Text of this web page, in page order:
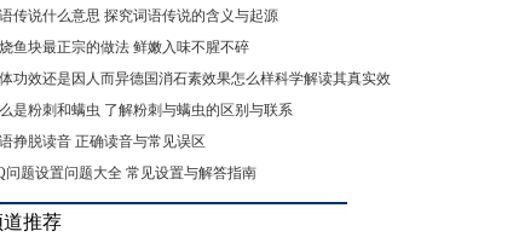
传说什么意思 探究词语传说的含义与起源
鱼块最正宗的做法 鲜嫩入味不腥不碎
功效还是因人而异德国消石素效果怎么样科学解读其真实效
是粉刺和螨虫 了解粉刺与螨虫的区别与联系
挣脱读音 正确读音与常见误区
问题设置问题大全 常见设置与解答指南
道推荐